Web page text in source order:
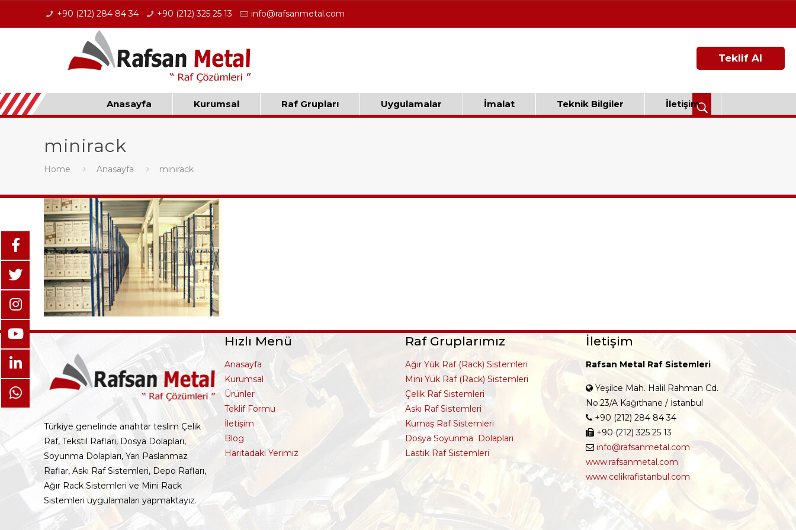
+90 (212) 284 84 34 +90 (212) 325 25 13 info@rafsanmetal.com
Anasayfa Kurumsal Raf Grupları Uygulamalar İmalat Teknik Bilgiler İletişim
Teklif Al
minirack
Home Anasayfa minirack
Türkiye genelinde anahtar teslim Çelik
Raf, Tekstil Rafları, Dosya Dolapları,
Soyunma Dolapları, Yarı Paslanmaz
Raflar, Askı Raf Sistemleri, Depo Rafları,
Ağır Rack Sistemleri ve Mini Rack
Sistemleri uygulamaları yapmaktayız.
Hızlı Menü
Anasayfa
Kurumsal
Ürünler
Teklif Formu
İletişim
Blog
Haritadaki Yerimiz
Raf Gruplarımız
Ağır Yük Raf (Rack) Sistemleri
Mini Yük Raf (Rack) Sistemleri
Çelik Raf Sistemleri
Askı Raf Sistemleri
Kumaş Raf Sistemleri
Dosya Soyunma Dolapları
Lastik Raf Sistemleri
İletişim
Rafsan Metal Raf Sistemleri
Yeşilce Mah. Halil Rahman Cd.
No:23/A Kağıthane / İstanbul
+90 (212) 284 84 34
+90 (212) 325 25 13
info@rafsanmetal.com
www.rafsanmetal.com
www.celikrafistanbul.com